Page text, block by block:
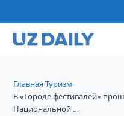
Главная›Туризм›
В «Городе фестивалей»
Национальной …